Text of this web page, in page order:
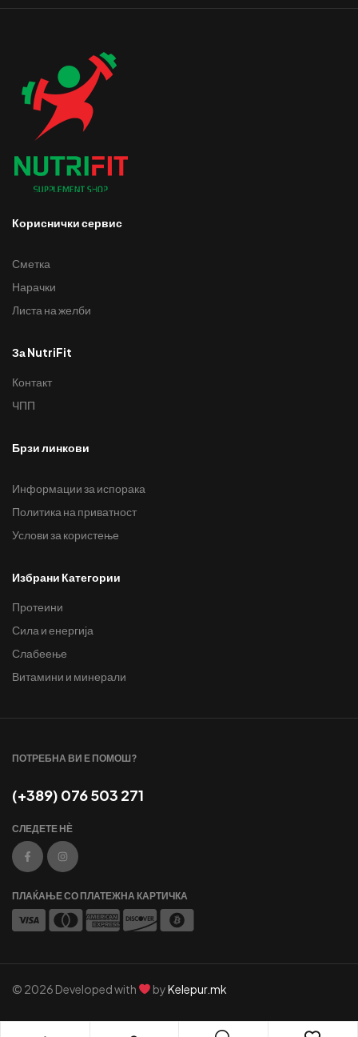
Кориснички сервис
Сметка
Нарачки
Листа на желби
За NutriFit
Контакт
ЧПП
Брзи линкови
Информации за испорака
Политика на приватност
Услови за користење
Избрани Категории
Протеини
Сила и енергија
Слабеење
Витамини и минерали
ПОТРЕБНА ВИ Е ПОМОШ?
(+389) 076 503 271
СЛЕДЕТЕ НЀ
ПЛАЌАЊЕ СО ПЛАТЕЖНА КАРТИЧКА
© 2026 Developed with byKelepur.mk